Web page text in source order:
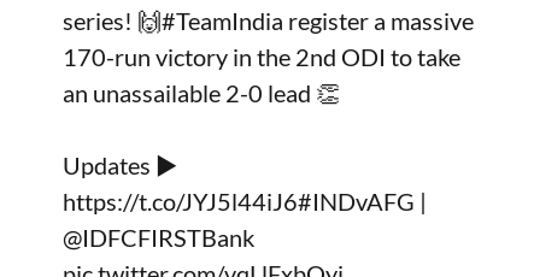
series! 🙌#TeamIndia register a massive
170-run victory in the 2nd ODI to take
an unassailable 2-0 lead 👏
Updates ▶️
https://t.co/JYJ5l44iJ6#INDvAFG |
@IDFCFIRSTBank